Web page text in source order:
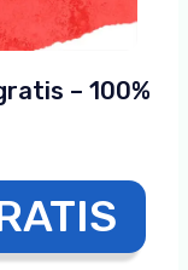
– 100%